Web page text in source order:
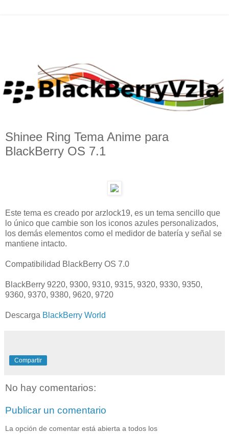
Shinee Ring Tema Anime para
BlackBerry OS 7.1
Este tema es creado por arzlock19, es un tema sencillo que
lo único que cambie son los iconos azules personalizados,
los demás elementos como el medidor de batería y señal se
mantiene intacto.
Compatibilidad BlackBerry OS 7.0
BlackBerry 9220, 9300, 9310, 9315, 9320, 9330, 9350,
9360, 9370, 9380, 9620, 9720
Descarga BlackBerry World
Compartir
No hay comentarios:
Publicar un comentario
La opción de comentar está abierta a todos los